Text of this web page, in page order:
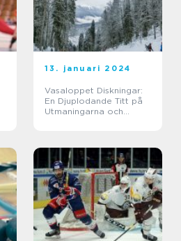
13. januari 2024
Vasaloppet Diskningar:
En Djuplodande Titt på
Utmaningarna och